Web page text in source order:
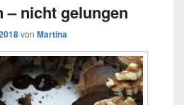
– nicht gelungen
von Martina